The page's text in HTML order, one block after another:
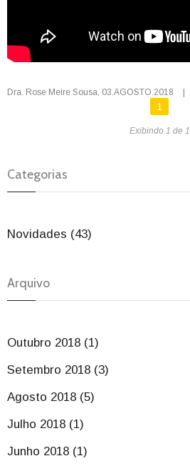
Dra. Rose Meire Sousa, 03.AGOSTO.2018
1
Exibindo 1 de 1
Categorias
Novidades (43)
Arquivo
Outubro 2018 (1)
Setembro 2018 (3)
Agosto 2018 (5)
Julho 2018 (1)
Junho 2018 (1)